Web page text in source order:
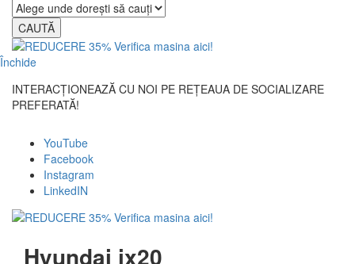
CAUTĂ
Închide
INTERACȚIONEAZĂ CU NOI PE REȚEAUA DE SOCIALIZARE
PREFERATĂ!
YouTube
Facebook
Instagram
LinkedIN
Hyundai ix20